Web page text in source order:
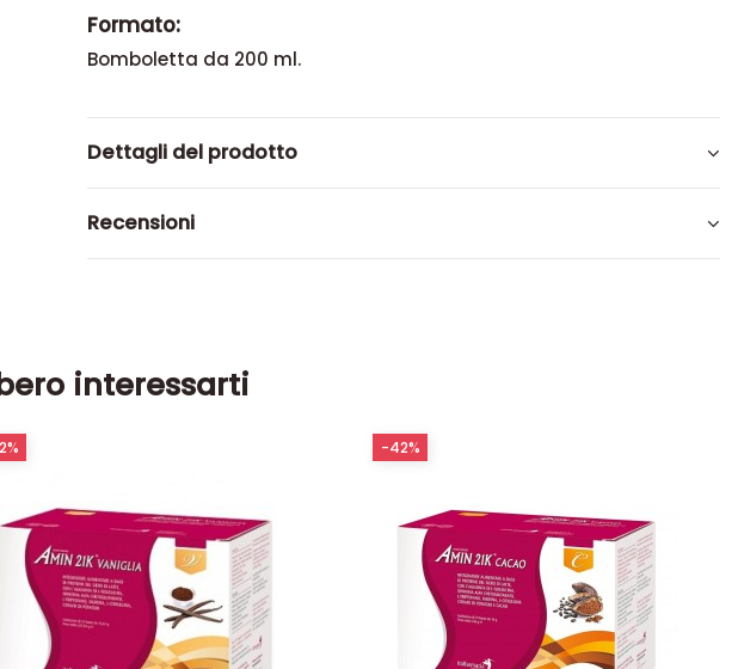
Formato:
Bomboletta da 200 ml.
Dettagli del prodotto
Recensioni
interessarti
-42%